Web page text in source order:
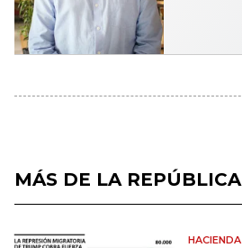
MÁS DE LA REPÚBLICA
HACIENDA